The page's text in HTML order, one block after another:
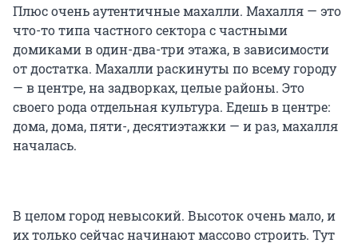
Плюс очень аутентичные махалли. Махалля — это
что-то типа частного сектора с частными
домиками в один-два-три этажа, в зависимости
от достатка. Махалли раскинуты по всему городу
— в центре, на задворках, целые районы. Это
своего рода отдельная культура. Едешь в центре:
дома, дома, пяти-, десятиэтажки — и раз, махалля
началась.
В целом город невысокий. Высоток очень мало, и
их только сейчас начинают массово строить. Тут